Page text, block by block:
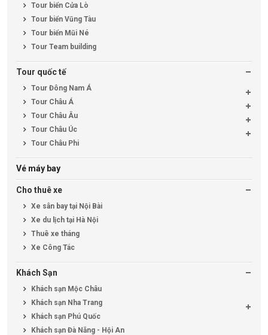
Tour biển Cửa Lò
Tour biển Vũng Tàu
Tour biển Mũi Né
Tour Team building
Tour quốc tế
Tour Đông Nam Á
Tour Châu Á
Tour Châu Âu
Tour Châu Úc
Tour Châu Phi
Vé máy bay
Cho thuê xe
Xe sân bay tại Nội Bài
Xe du lịch tại Hà Nội
Thuê xe tháng
Xe Công Tác
Khách Sạn
Khách sạn Mộc Châu
Khách sạn Nha Trang
Khách sạn Phú Quốc
Khách sạn Đà Nẵng - Hội An